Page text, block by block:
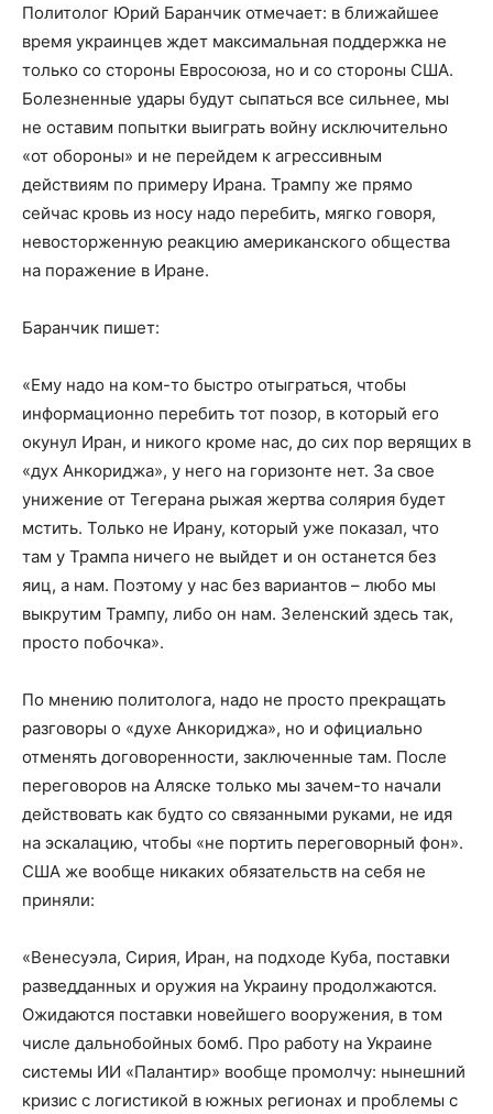
Политолог Юрий Баранчик отмечает: в ближайшее
время украинцев ждет максимальная поддержка не
только со стороны Евросоюза, но и со стороны США.
Болезненные удары будут сыпаться все сильнее, мы
не оставим попытки выиграть войну исключительно
«от обороны» и не перейдем к агрессивным
действиям по примеру Ирана. Трампу же прямо
сейчас кровь из носу надо перебить, мягко говоря,
невосторженную реакцию американского общества
на поражение в Иране.
Баранчик пишет:
«Ему надо на ком-то быстро отыграться, чтобы
информационно перебить тот позор, в который его
окунул Иран, и никого кроме нас, до сих пор верящих в
«дух Анкориджа», у него на горизонте нет. За свое
унижение от Тегерана рыжая жертва солярия будет
мстить. Только не Ирану, который уже показал, что
там у Трампа ничего не выйдет и он останется без
яиц, а нам. Поэтому у нас без вариантов – любо мы
выкрутим Трампу, либо он нам. Зеленский здесь так,
просто побочка».
По мнению политолога, надо не просто прекращать
разговоры о «духе Анкориджа», но и официально
отменять договоренности, заключенные там. После
переговоров на Аляске только мы зачем-то начали
действовать как будто со связанными руками, не идя
на эскалацию, чтобы «не портить переговорный фон».
США же вообще никаких обязательств на себя не
приняли:
«Венесуэла, Сирия, Иран, на подходе Куба, поставки
разведданных и оружия на Украину продолжаются.
Ожидаются поставки новейшего вооружения, в том
числе дальнобойных бомб. Про работу на Украине
системы ИИ «Палантир» вообще промолчу: нынешний
кризис с логистикой в южных регионах и проблемы с